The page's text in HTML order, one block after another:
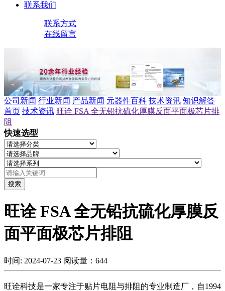
联系我们
联系方式
在线留言
公司新闻 行业新闻 产品新闻 元器件百科 技术资讯 知识解答
首页 技术资讯 旺诠 FSA 全无铅抗硫化厚膜反面平面极芯片排
阻
快速选型
搜索
旺诠 FSA 全无铅抗硫化厚膜反
面平面极芯片排阻
时间: 2024-07-23 阅读量：644
旺诠科技是一家专注于贴片电阻与排阻的专业制造厂，自1994